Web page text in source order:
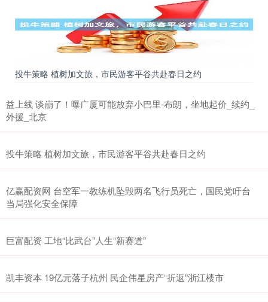
投牛策略 植树加文旅，市民游客平谷共赴春日之约
益上线 谈崩了！曝广厦可能放弃小巴里-布朗，坐地起价_续约_
外援_北京
投牛策略 植树加文旅，市民游客平谷共赴春日之约
亿赢配资网 台空军一教练机坠毁两名飞行员死亡，国民党吁台
当局强化安全保障
巨富配资 工地“比武台”人生“新赛道”
凯丰资本 19亿元落子杭州 民企伟星房产“折返”浙江楼市